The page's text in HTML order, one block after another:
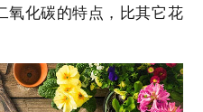
氧化碳的特点，比其它花